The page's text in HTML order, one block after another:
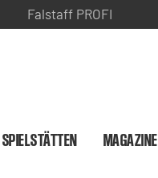
Falstaff PROFI
SPIELSTÄTTEN MAGAZINE